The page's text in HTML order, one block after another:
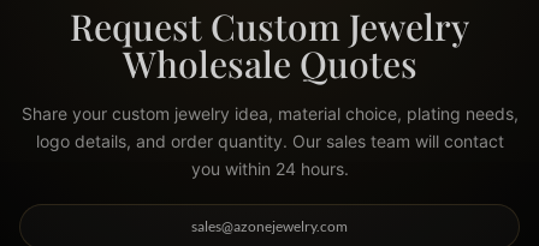
Request Custom Jewelry
Wholesale Quotes
Share your custom jewelry idea, material choice, plating needs,
logo details, and order quantity. Our sales team will contact
you within 24 hours.
sales@azonejewelry.com